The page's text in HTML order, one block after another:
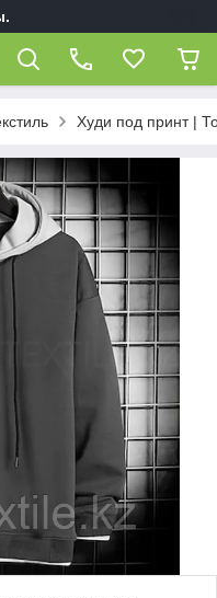
Худи под принт |